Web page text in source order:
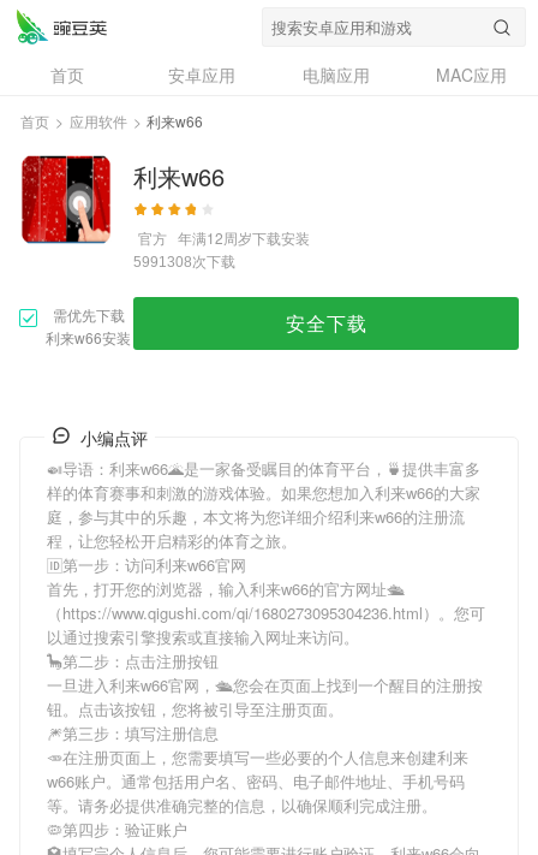
首页 安卓应用 电脑应用
MAC应用
资讯
专题
问答
首页 > 应用软件 > 利来w66
利来w66
官方 年满12周岁下载安装
5991308次下载
需优先下载
利来w66安装
安全下载
小编点评
🍛导语： 利来w66🌋是一家备受瞩目的体育平台，🍵提供丰富多
样的体育赛事和刺激的游戏体验。如果您想加入利来w66的大家
庭，参与其中的乐趣，本文将为您详细介绍利来w66的注册流
程，让您轻松开启精彩的体育之旅。
🆔第一步：访问利来w66官网
首先，打开您的浏览器，输入利来w66的官方网址🛳
（https://www.qigushi.com/qi/1680273095304236.html）。您可
以通过搜索引擎搜索或直接输入网址来访问。
🦕第二步：点击注册按钮
一旦进入利来w66官网，🛳您会在页面上找到一个醒目的注册按
钮。点击该按钮，您将被引导至注册页面。
🎆第三步：填写注册信息
🥕在注册页面上，您需要填写一些必要的个人信息来创建利来
w66账户。通常包括用户名、密码、电子邮件地址、手机号码
等。请务必提供准确完整的信息，以确保顺利完成注册。
🦠第四步：验证账户